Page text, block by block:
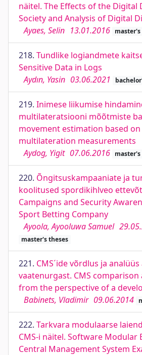
näitel. The Effects of the Digital
Society and Analysis of Digital
Ayaes, Selin 13.01.2016 master's
218. Tundlike logiandmete
Sensitive Data in Logs
Aydın, Yasin 03.06.2021
219. Inimese liikumise
multilateratsiooni mõõtmiste
movement estimation based
multilateration measurements
Aydog, Yigit 07.06.2016 master's
220. Õngitsuskampaaniate ja
koolitused spordikihlveo
Campaigns and Security
Sport Betting Company
Ayoola, Ayooluwa Samuel
master's theses
221. CMS´ide võrdlus ja
vaatenurgast. CMS comparison
from the perspective of a
Babinets, Vladimir 09.06.2014
222. Tarkvara modulaarse
CMS-i näitel. Software Modular
Central Management System